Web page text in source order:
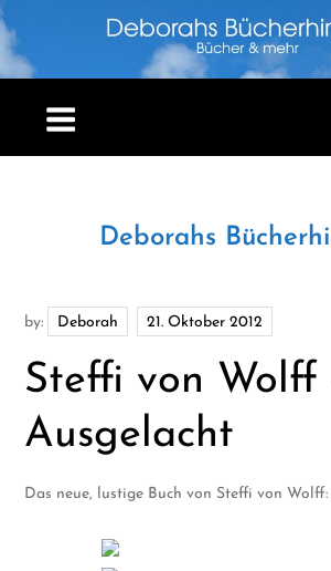
Skip
to
content
Deborahs
by: Deborah
Steffi von Wolff
Ausgelacht
Das neue, lustige Buch von Steffi von Wolff: